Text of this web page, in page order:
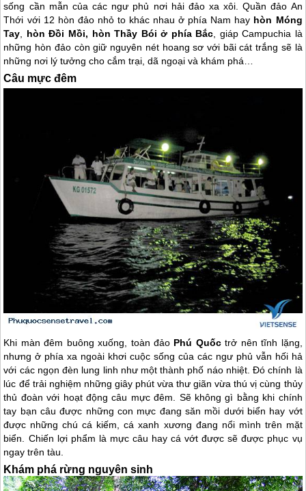
sống cần mẫn của các ngư phủ nơi hải đảo xa xôi. Quần đảo An
Thới với 12 hòn đảo nhỏ to khác nhau ở phía Nam hay hòn Móng
Tay, hòn Đồi Mồi, hòn Thầy Bói ở phía Bắc, giáp Campuchia là
những hòn đảo còn giữ nguyên nét hoang sơ với bãi cát trắng sẽ là
những nơi lý tưởng cho cắm trại, dã ngoại và khám phá…
Câu mực đêm
Khi màn đêm buông xuống, toàn đảo Phú Quốctrở nên tĩnh lặng,
nhưng ở phía xa ngoài khơi cuộc sống của các ngư phủ vẫn hối hả
với các ngọn đèn lung linh như một thành phố náo nhiệt. Đó chính là
lúc để trải nghiệm những giây phút vừa thư giãn vừa thú vị cùng thủy
thủ đoàn với hoạt động câu mực đêm. Sẽ không gì bằng khi chính
tay bạn câu được những con mực đang săn mồi dưới biển hay vớt
được những chú cá kiếm, cá xanh xương đang nổi mình trên mặt
biển. Chiến lợi phẩm là mực câu hay cá vớt được sẽ được phục vụ
ngay trên tàu.
Khám phá rừng nguyên sinh